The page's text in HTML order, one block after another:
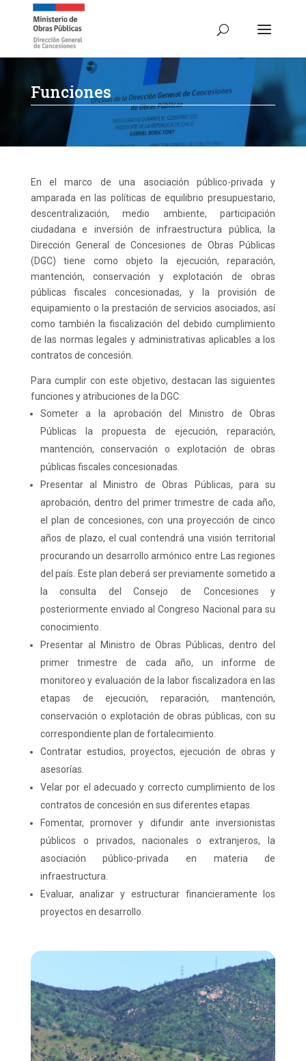
Funciones
En el marco de una asociación público-privada y
amparada en las políticas de equilibrio presupuestario,
descentralización, medio ambiente, participación
ciudadana e inversión de infraestructura pública, la
Dirección General de Concesiones de Obras Públicas
(DGC) tiene como objeto la ejecución, reparación,
mantención, conservación y explotación de obras
públicas fiscales concesionadas, y la provisión de
equipamiento o la prestación de servicios asociados, así
como también la fiscalización del debido cumplimiento
de las normas legales y administrativas aplicables a los
contratos de concesión.
Para cumplir con este objetivo, destacan las siguientes
funciones y atribuciones de la DGC:
Someter a la aprobación del Ministro de Obras
Públicas la propuesta de ejecución, reparación,
mantención, conservación o explotación de obras
públicas fiscales concesionadas.
Presentar al Ministro de Obras Públicas, para su
aprobación, dentro del primer trimestre de cada año,
el plan de concesiones, con una proyección de cinco
años de plazo, el cual contendrá una visión territorial
procurando un desarrollo armónico entre Las regiones
del país. Este plan deberá ser previamente sometido a
la consulta del Consejo de Concesiones y
posteriormente enviado al Congreso Nacional para su
conocimiento.
Presentar al Ministro de Obras Públicas, dentro del
primer trimestre de cada año, un informe de
monitoreo y evaluación de la labor fiscalizadora en las
etapas de ejecución, reparación, mantención,
conservación o explotación de obras públicas, con su
correspondiente plan de fortalecimiento.
Contratar estudios, proyectos, ejecución de obras y
asesorías.
Velar por el adecuado y correcto cumplimiento de los
contratos de concesión en sus diferentes etapas.
Fomentar, promover y difundir ante inversionistas
públicos o privados, nacionales o extranjeros, la
asociación público-privada en materia de
infraestructura.
Evaluar, analizar y estructurar financieramente los
proyectos en desarrollo.